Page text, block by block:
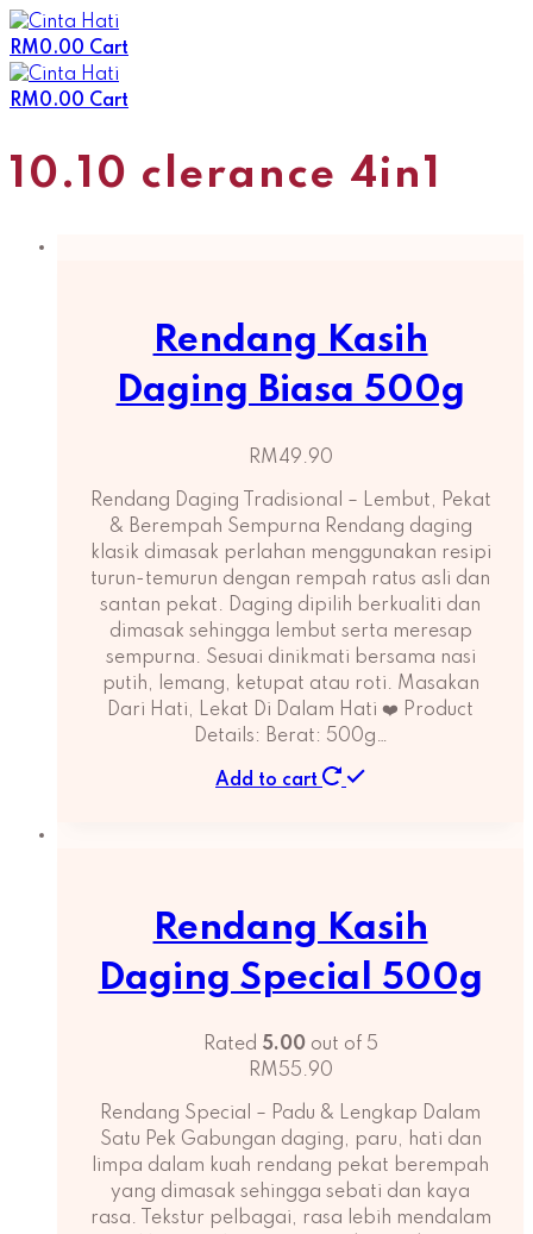
Skip
to
content
RM0.00 Cart
RM0.00 Cart
10.10 clerance 4in1
Rendang Kasih
Daging Biasa 500g
RM49.90
Rendang Daging Tradisional – Lembut, Pekat
& Berempah Sempurna Rendang daging
klasik dimasak perlahan menggunakan resipi
turun-temurun dengan rempah ratus asli dan
santan pekat. Daging dipilih berkualiti dan
dimasak sehingga lembut serta meresap
sempurna. Sesuai dinikmati bersama nasi
putih, lemang, ketupat atau roti. Masakan
Dari Hati, Lekat Di Dalam Hati ❤️ Product
Details: Berat: 500g…
Add to cart
Rendang Kasih
Daging Special 500g
Rated 5.00out of 5
RM55.90
Rendang Special – Padu & Lengkap Dalam
Satu Pek Gabungan daging, paru, hati dan
limpa dalam kuah rendang pekat berempah
yang dimasak sehingga sebati dan kaya
rasa. Tekstur pelbagai, rasa lebih mendalam